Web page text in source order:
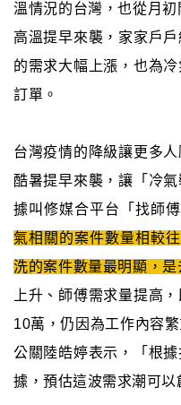
溫情況的台灣，也從月
高溫提早來襲，家家戶
的需求大幅上漲，也為
訂單。
台灣疫情的降級讓更多
酷暑提早來襲，讓「冷
據叫修媒合平台「找師
氣相關的案件數量相較
洗的案件數量最明顯，
上升、師傅需求量提高
10萬，仍因為工作內容
公關陸皓婷表示，「根
據，預估這波需求潮可以